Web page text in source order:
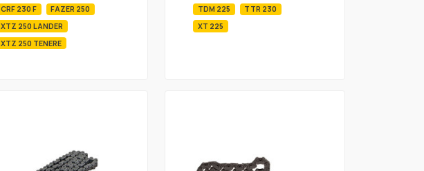
CRF 230 F
FAZER 250
XTZ 250 LANDER
XTZ 250 TENERE
TDM 225
TTR 230
XT 225